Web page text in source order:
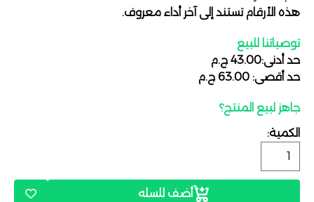
هذه الأرقام تستند إلى آخر أداء معروف.
توصياتنا للبيع
حد أدنى:43.00 ج.م
حد أقصى: 63.00 ج.م
جاهز لبيع المنتج؟
الكمية:
أضف للسله